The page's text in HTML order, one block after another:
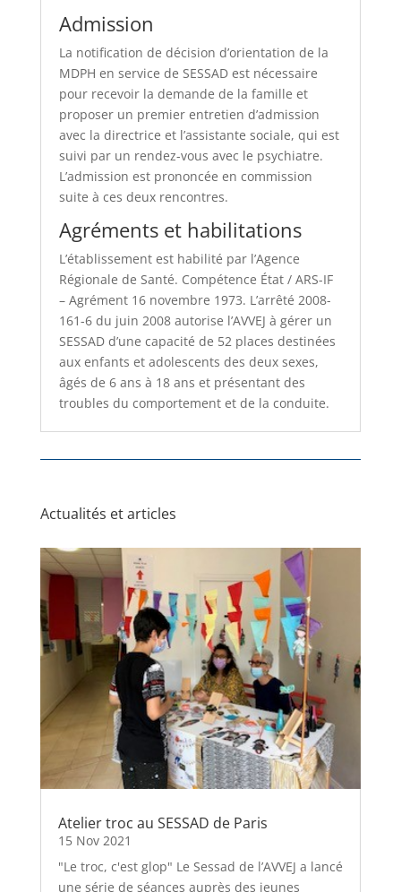
Admission
La notification de décision d’orientation de la
MDPH en service de SESSAD est nécessaire
pour recevoir la demande de la famille et
proposer un premier entretien d’admission
avec la directrice et l’assistante sociale, qui est
suivi par un rendez-vous avec le psychiatre.
L’admission est prononcée en commission
suite à ces deux rencontres.
Agréments et habilitations
L’établissement est habilité par l’Agence
Régionale de Santé. Compétence État / ARS-IF
– Agrément 16 novembre 1973. L’arrêté 2008-
161-6 du juin 2008 autorise l’AVVEJ à gérer un
SESSAD d’une capacité de 52 places destinées
aux enfants et adolescents des deux sexes,
âgés de 6 ans à 18 ans et présentant des
troubles du comportement et de la conduite.
Actualités et articles
Atelier troc au SESSAD de Paris
15 Nov 2021
"Le troc, c'est glop" Le Sessad de l’AVVEJ a lancé
une série de séances auprès des jeunes